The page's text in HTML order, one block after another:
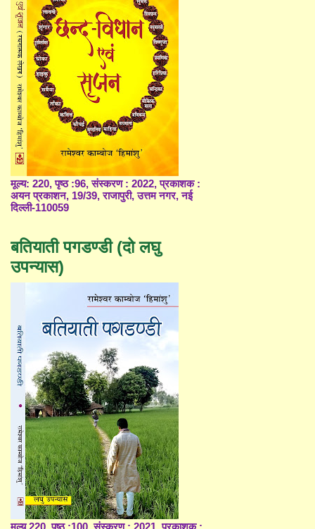
मूल्य: 220, पृष्ठ :96, संस्करण : 2022, प्रकाशक :
अयन प्रकाशन, 19/39, राजापुरी, उत्तम नगर, नई
दिल्ली-110059
बतियाती पगडण्डी (दो लघु
उपन्यास)